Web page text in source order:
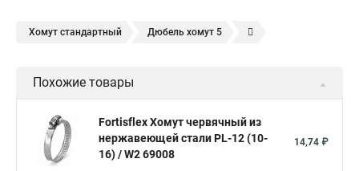
Хомут стандартный Дюбель хомут 5
Дюбель хомут для крепления Хомут для прокладки трубы
Хомут усиливающий Хомут 32 Хомут 2 Хомут 40
Хомут червячный
Похожие товары
Fortisflex Хомут червячный из
нержавеющей стали PL-12 (10-
16) / W2 69008
14,74 ₽